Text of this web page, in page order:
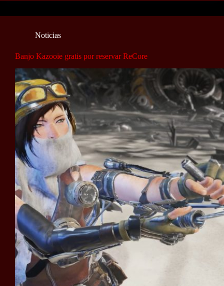
Noticias
Banjo Kazooie gratis por reservar ReCore